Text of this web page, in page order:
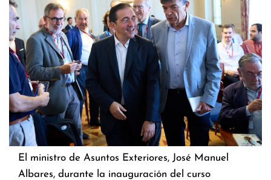
El ministro de Asuntos Exteriores, José Manuel
Albares, durante la inauguración del curso